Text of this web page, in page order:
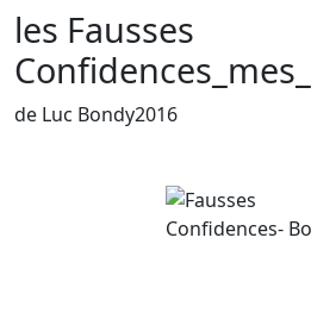
les Fausses
de Luc BondyAnnée de sortie du
2016